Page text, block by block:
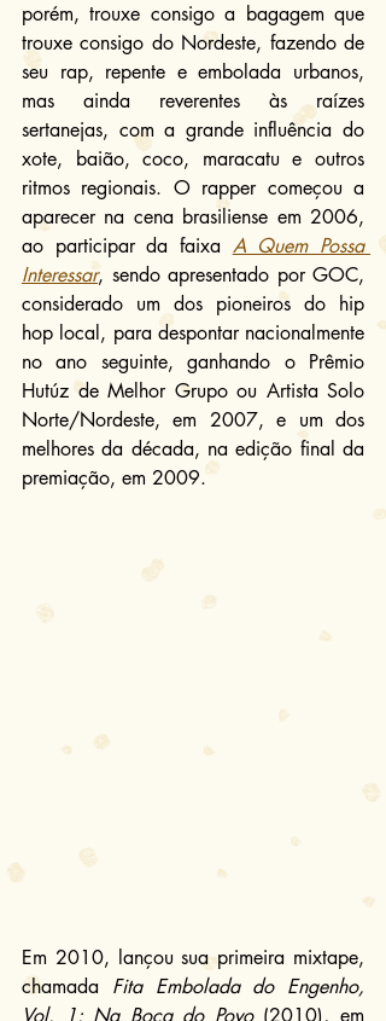
porém, trouxe consigo a bagagem que
trouxe consigo do Nordeste, fazendo de
seu rap, repente e embolada urbanos,
mas ainda reverentes às raízes
sertanejas, com a grande influência do
xote, baião, coco, maracatu e outros
ritmos regionais. O rapper começou a
aparecer na cena brasiliense em 2006,
ao participar da faixa A Quem Possa
Interessar, sendo apresentado por GOC,
considerado um dos pioneiros do hip
hop local, para despontar nacionalmente
no ano seguinte, ganhando o Prêmio
Hutúz de Melhor Grupo ou Artista Solo
Norte/Nordeste, em 2007, e um dos
melhores da década, na edição final da
premiação, em 2009.
Em 2010, lançou sua primeira mixtape,
chamada Fita Embolada do Engenho,
Vol. 1: Na Boca do Povo (2010), em